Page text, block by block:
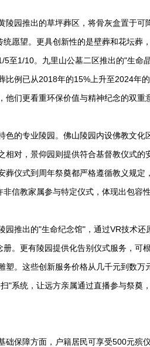
陵园推出的草坪葬区，将骨灰盒置于可
愿望。更具创新性的是壁葬和花坛葬
至1/10。九里山公墓二区推出的"生命
例已从2018年的15%上升至2024年
们更看重环保价值与精神纪念的双重
的专业陵园。 佛山陵园内设佛教文化
对，景仰园则提供符合基督教仪式的
仪式到周年祭奠都严格遵循教义规
信教家属参与特定仪式，体现出包容性
推出的"生命纪念馆"，通过VR技术
。更有陵园提供化告别仪式服务，可
。这些创新服务价格从几千元到数万
"系统，让远方亲属通过直播参与祭奠
保障方面，户籍居民可享受500元殡